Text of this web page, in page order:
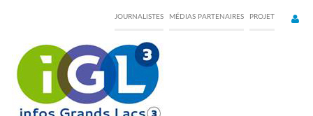
content
JOURNALISTES MÉDIAS PARTENAIRES PROJET